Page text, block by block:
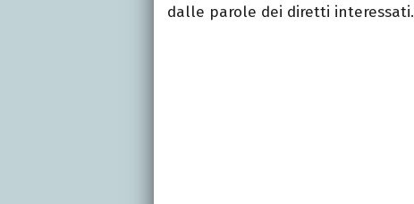
dalle parole dei diretti interessati.